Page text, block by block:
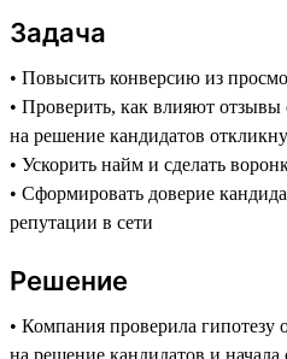
Задача
• Повысить конверсию из
• Проверить, как влияют
на решение кандидатов
• Ускорить найм и сделать
• Сформировать доверие
репутации в сети
Решение
• Компания проверила гипотезу
на решение кандидатов и начала